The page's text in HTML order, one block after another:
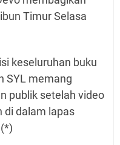
Timur Selasa
keseluruhan buku
SYL memang
publik setelah video
di dalam lapas